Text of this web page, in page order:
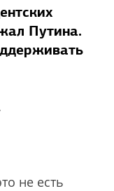
Путина.
не есть